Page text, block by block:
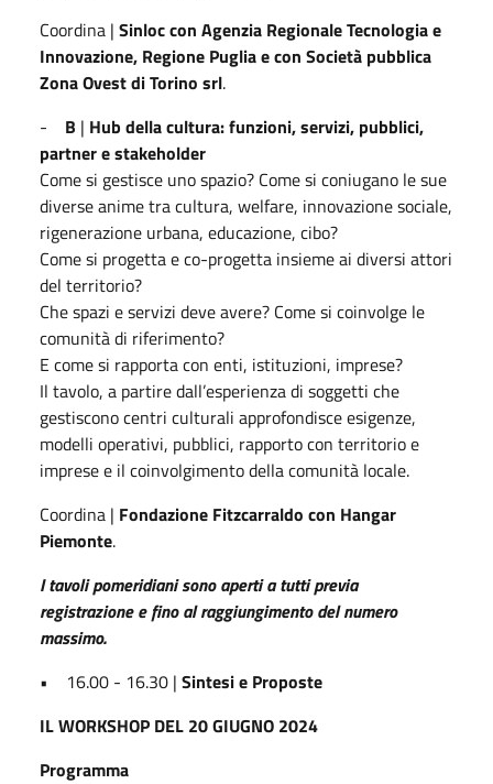
Coordina | Sinloc con Agenzia Regionale Tecnologia e
Innovazione, Regione Puglia e con Società pubblica
Zona Ovest di Torino srl.
- B | Hub della cultura: funzioni, servizi, pubblici,
partner e stakeholder
Come si gestisce uno spazio? Come si coniugano le sue
diverse anime tra cultura, welfare, innovazione sociale,
rigenerazione urbana, educazione, cibo?
Come si progetta e co-progetta insieme ai diversi attori
del territorio?
Che spazi e servizi deve avere? Come si coinvolge le
comunità di riferimento?
E come si rapporta con enti, istituzioni, imprese?
Il tavolo, a partire dall’esperienza di soggetti che
gestiscono centri culturali approfondisce esigenze,
modelli operativi, pubblici, rapporto con territorio e
imprese e il coinvolgimento della comunità locale.
Coordina | Fondazione Fitzcarraldo con Hangar
Piemonte.
I tavoli pomeridiani sono aperti a tutti previa
registrazione e fino al raggiungimento del numero
massimo.
• 16.00 - 16.30 | Sintesi e Proposte
IL WORKSHOP DEL 20 GIUGNO 2024
Programma